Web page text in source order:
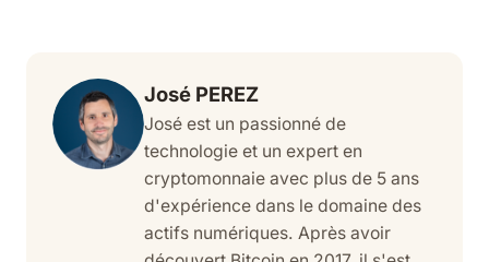
José PEREZ
José est un passionné de
technologie et un expert en
cryptomonnaie avec plus de 5 ans
d'expérience dans le domaine des
actifs numériques. Après avoir